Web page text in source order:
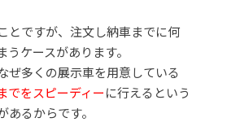
とですが、注文し納車までに何
ケースがあります。
ぜ多くの展示車を用意している
でをスピーディーに行えるという
あるからです。